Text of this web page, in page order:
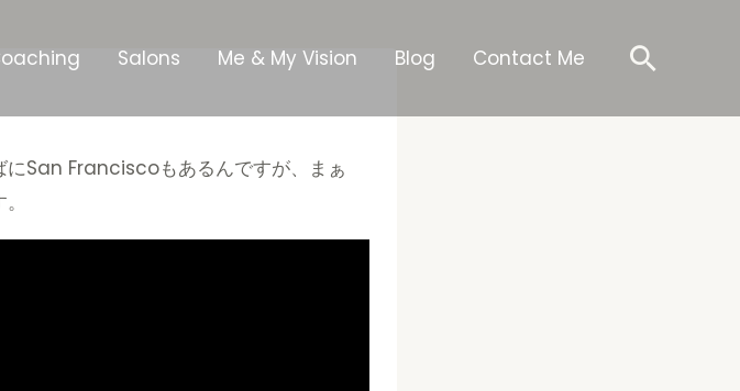
Salons Me & My Vision Blog Contact Me
にSan Franciscoもあるんですが、まぁ